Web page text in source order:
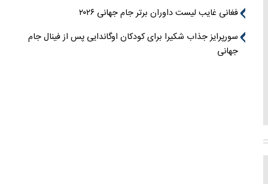
فغانی غایب لیست داوران برتر جام جهانی ۲۰۲۶
سورپرایز جذاب شکیرا برای کودکان اوگاندایی پس از فینال جام
جهانی